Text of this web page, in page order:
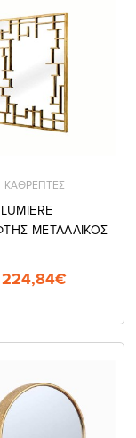
ΚΑΘΡΕΠΤΕΣ
ΜΕΤΑΛΛΙΚΟΣ
224,84€